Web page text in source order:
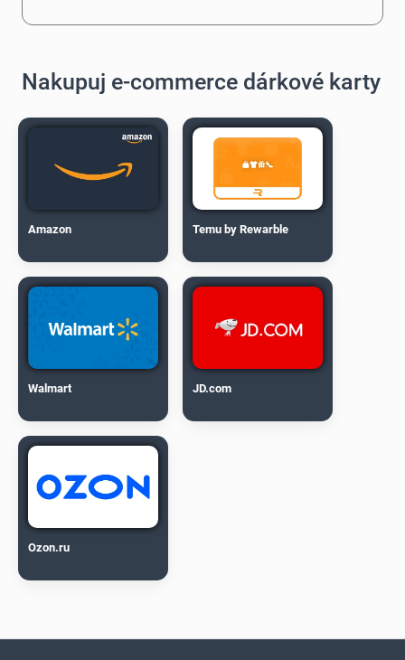
Nakupuj e-commerce dárkové karty
Amazon Temu by Rewarble
Walmart JD.com
Ozon.ru